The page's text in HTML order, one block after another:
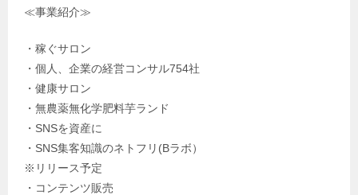
≪事業紹介≫
・稼ぐサロン
・個人、企業の経営コンサル754社
・健康サロン
・無農薬無化学肥料芋ランド
・SNSを資産に
・SNS集客知識のネトフリ(Bラボ）
※リリース予定
・コンテンツ販売